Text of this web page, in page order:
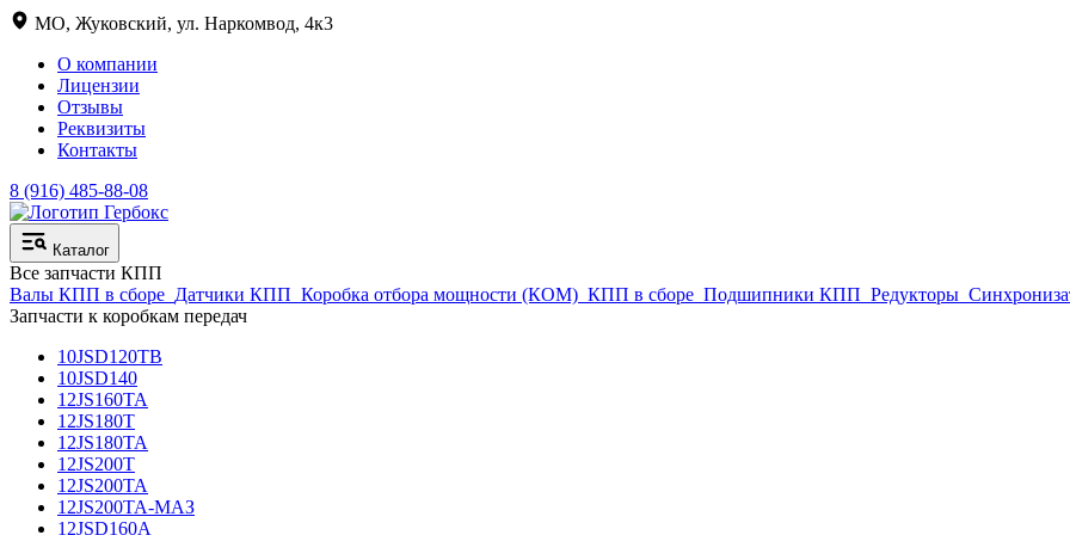
МО, Жуковский, ул. Наркомвод, 4к3
О компании
Лицензии
Отзывы
Реквизиты
Контакты
8 (916) 485-88-08
Каталог
Все запчасти КПП
Валы КПП в сборе Датчики КПП Коробка отбора мощности (КОМ) КПП в сборе Подшипники КПП Редукторы
Запчасти к коробкам передач
10JSD120TB
10JSD140
12JS160TA
12JS180T
12JS180TA
12JS200T
12JS200TA
12JS200TA-МАЗ
12JSD160A